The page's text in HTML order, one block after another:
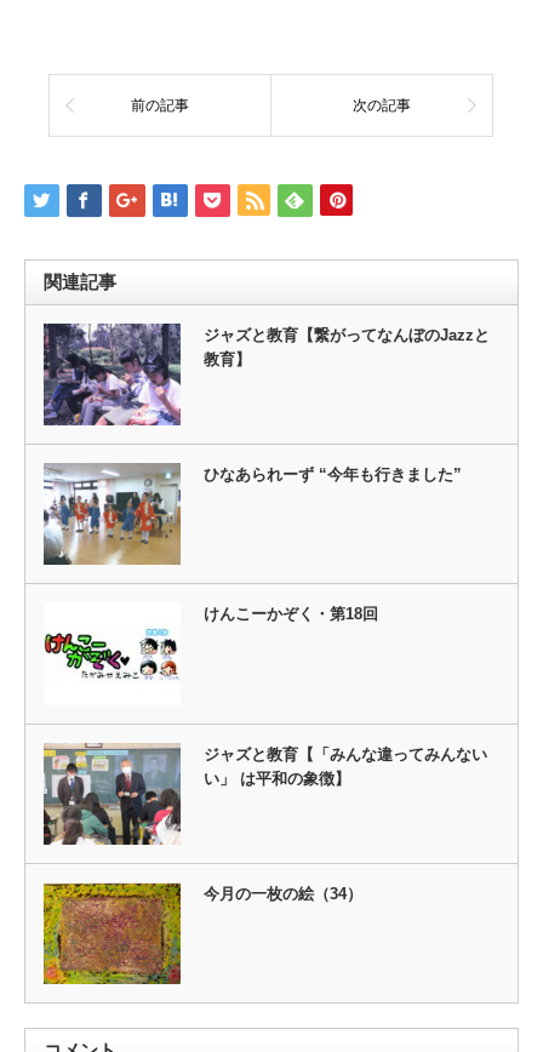
前の記事 次の記事
関連記事
ジャズと教育【繋がってなんぼのJazzと
教育】
ひなあられーず “今年も行きました”
けんこーかぞく・第18回
ジャズと教育【「みんな違ってみんない
い」 は平和の象徴】
今月の一枚の絵（34）